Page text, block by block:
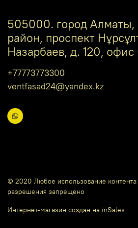
505000. город Алматы,
район, проспект
Назарбаев, д. 120,
+77773773300
ventfasad24@yandex.kz
© 2020 Любое использование
разрешения запрещено
Интернет-магазин создан на inSales